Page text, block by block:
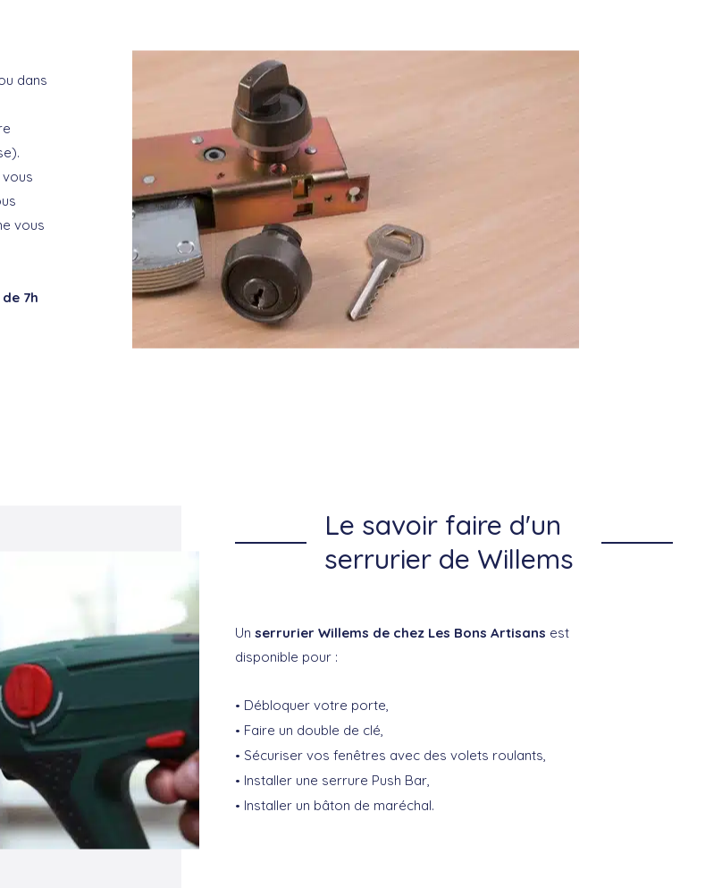
dans
vous
7h
Le savoir faire d'un
serrurier de Willems
Un serrurier Willems de chez Les Bons Artisans est
disponible pour :
Débloquer votre porte,
Faire un double de clé,
Sécuriser vos fenêtres avec des volets roulants,
Installer une serrure Push Bar,
Installer un bâton de maréchal.